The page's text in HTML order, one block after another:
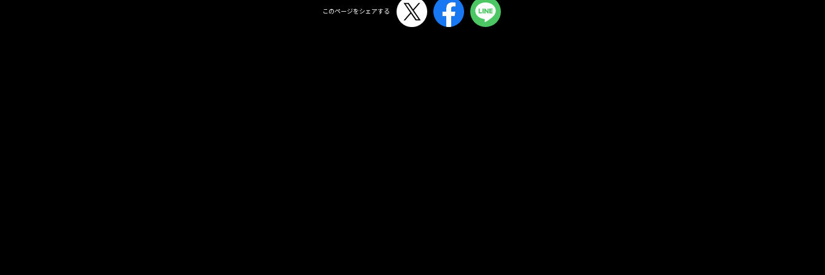
このページをシェアする